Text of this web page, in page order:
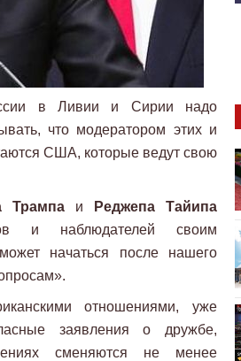
в Ливии и Сирии надо
что модератором этих и
США, которые ведут свою
Трампаи
Реджепа Тайипа
и наблюдателей своим
начаться после нашего
отношениями, уже
заявления о дружбе,
сменяются не менее